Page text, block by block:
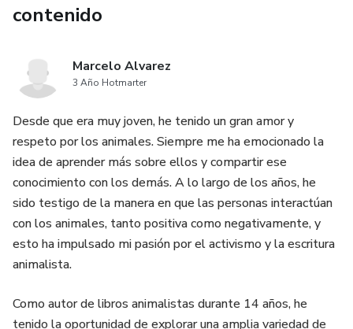
contenido
Marcelo Alvarez
3 Año Hotmarter
Desde que era muy joven, he tenido un gran amor y
respeto por los animales. Siempre me ha emocionado la
idea de aprender más sobre ellos y compartir ese
conocimiento con los demás. A lo largo de los años, he
sido testigo de la manera en que las personas interactúan
con los animales, tanto positiva como negativamente, y
esto ha impulsado mi pasión por el activismo y la escritura
animalista.
Como autor de libros animalistas durante 14 años, he
tenido la oportunidad de explorar una amplia variedad de